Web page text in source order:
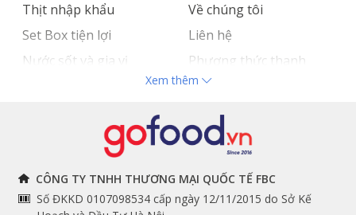
Thịt nhập khẩu
Set Box tiện lợi
Nước sốt và gia vị
Về chúng tôi
Liên hệ
Phương thức thanh
toán
Tuyển dụng
THÔNG TIN
Chính sách và quy định
THEO DÕI NGAY
Facebook
Xem thêm
CÔNG TY TNHH THƯƠNG MẠI QUỐC TẾ FBC
Số ĐKKD 0107098534 cấp ngày 12/11/2015 do Sở Kế